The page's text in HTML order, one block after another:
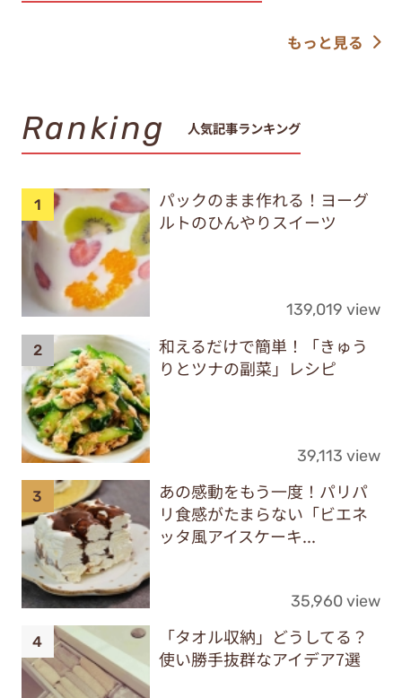
もっと見る
Ranking 人気記事ランキング
パックのまま作れる！ヨーグ
ルトのひんやりスイーツ
139,019 view
和えるだけで簡単！「きゅう
りとツナの副菜」レシピ
39,113 view
あの感動をもう一度！パリパ
リ食感がたまらない「ビエネ
ッタ風アイスケーキ...
35,960 view
「タオル収納」どうしてる？
使い勝手抜群なアイデア7選